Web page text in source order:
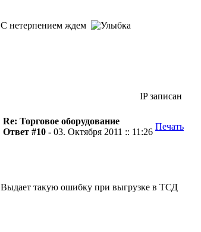
С нетерпением ждем
IP записан
Re: Торговое оборудование
Ответ #10 - 03. Октября 2011 :: 11:26
Печать
Выдает такую ошибку при выгрузке в ТСД